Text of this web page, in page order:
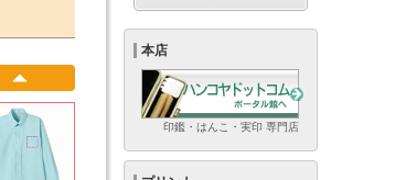
本店
印鑑・はんこ・実印 専門店